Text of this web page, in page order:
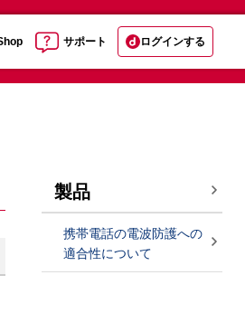
サポート ログインする
製品
携帯電話の電波防護への
適合性について